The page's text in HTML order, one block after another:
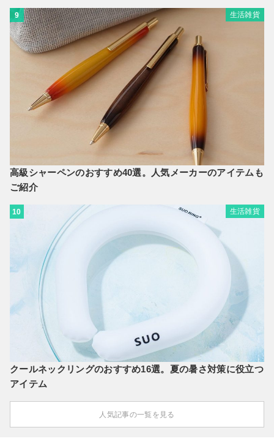
9 生活雑貨
高級シャーペンのおすすめ40選。人気メーカーのアイテムも
ご紹介
10 生活雑貨
クールネックリングのおすすめ16選。夏の暑さ対策に役立つ
アイテム
人気記事の一覧を見る